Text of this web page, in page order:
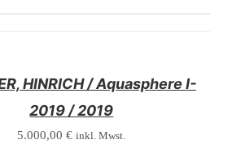
HINRICH / Aquasphere I-
2019 / 2019
5.000,00€ inkl. Mwst.